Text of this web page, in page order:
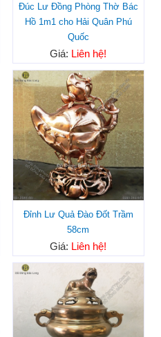
Đúc Lư Đồng Phòng Thờ Bác
Hồ 1m1 cho Hải Quân Phú
Quốc
Giá: Liên hệ!
Đỉnh Lư Quả Đào Đốt Trầm
58cm
Giá: Liên hệ!